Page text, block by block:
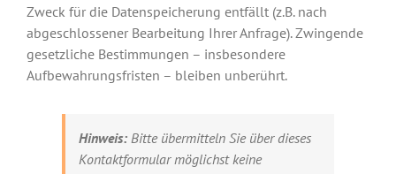
Zweck für die Datenspeicherung entfällt (z.B. nach
abgeschlossener Bearbeitung Ihrer Anfrage). Zwingende
gesetzliche Bestimmungen – insbesondere
Aufbewahrungsfristen – bleiben unberührt.
Hinweis: Bitte übermitteln Sie über dieses
Kontaktformular möglichst keine